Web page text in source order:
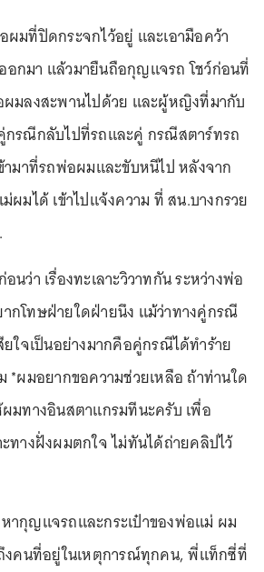
มที่ปิดกระจกไว้อยู่ และเอามือคว้า
กมา แล้วมายืนถือกุญแจรถ โชว์ก่อนที่
มลงสะพานไปด้วย และผู้หญิงที่มากับ
รณีกลับไปที่รถและคู่ กรณีสตาร์ทรถ
ามาที่รถพ่อผมและขับหนีไป หลังจาก
มได้ เข้าไปแจ้งความ ที่ สน.บางกรวย
ว่า เรื่องทะเลาะวิวาทกัน ระหว่างพ่อ
โทษฝ่ายใดฝ่ายนึง แม้ว่าทางคู่กรณี
ใจเป็นอย่างมากคือคู่กรณีได้ทำร้าย
ผมอยากขอความช่วยเหลือ ถ้าท่านใด
มทางอินสตาแกรมทีนะครับ เพื่อ
ทางฝั่งผมตกใจ ไม่ทันได้ถ่ายคลิปไว้
กุญแจรถและกระเป๋าของพ่อแม่ ผม
งคนที่อยู่ในเหตุการณ์ทุกคน, พี่แท็กซี่ที่